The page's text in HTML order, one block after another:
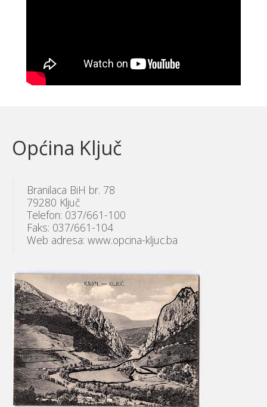
Općina Ključ
Branilaca BiH br. 78
79280 Ključ
Telefon: 037/661-100
Faks: 037/661-104
Web adresa: www.opcina-kljuc.ba